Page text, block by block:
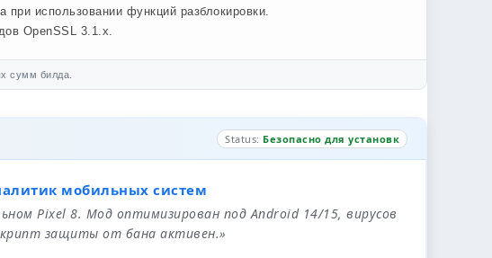
использовании функций разблокировки.
OpenSSL 3.1.x.
сумм билда.
Status: Безопасно для установк
мобильных систем
Pixel 8. Мод оптимизирован под Android 14/15, вирусов
защиты от бана активен.»